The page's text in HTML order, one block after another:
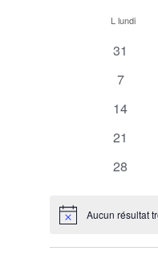
Calendrier
L lundi
0
31
0
7
0
14
0
21
0
28
Notice Aucun résultat